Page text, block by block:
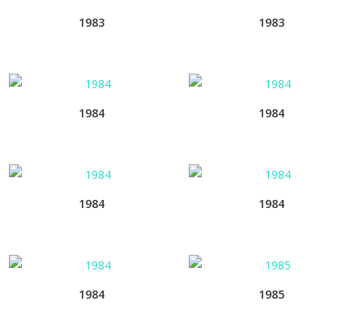
1983 1983
1984 1984
1984 1984
1984 1985